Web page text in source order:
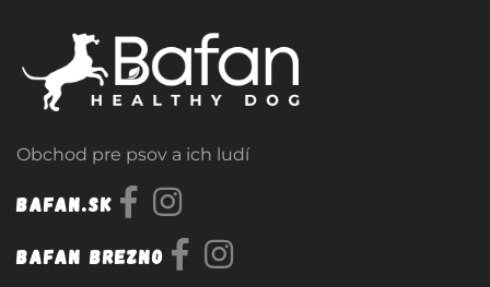
Obchod pre psov a ich ludí
Bafan.sk
Bafan Brezno